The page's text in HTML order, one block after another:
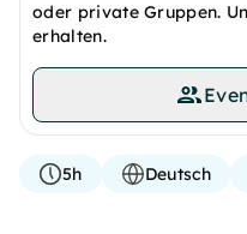
oder private Gruppen.
erhalten.
5h Deutsch